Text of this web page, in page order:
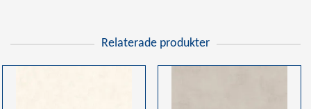
Relaterade produkter